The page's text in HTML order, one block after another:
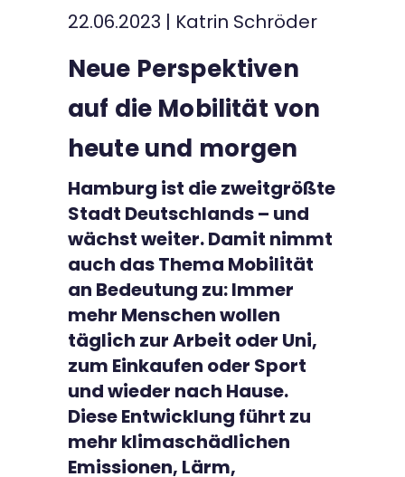
Über uns
Kontakt
22.06.2023 | Katrin Schröder
Neue Perspektiven
auf die Mobilität von
heute und morgen
Hamburg ist die zweitgrößte
Stadt Deutschlands – und
wächst weiter. Damit nimmt
auch das Thema Mobilität
an Bedeutung zu: Immer
mehr Menschen wollen
täglich zur Arbeit oder Uni,
zum Einkaufen oder Sport
und wieder nach Hause.
Diese Entwicklung führt zu
mehr klimaschädlichen
Emissionen, Lärm,